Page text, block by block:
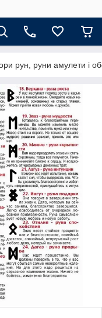
рун, руни амулети і